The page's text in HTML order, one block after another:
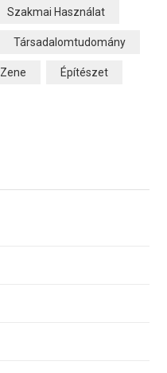
Szakmai Használat
Társadalomtudomány
Zene Építészet